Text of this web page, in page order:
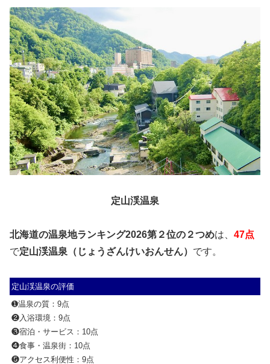
定山渓温泉
北海道の温泉地ランキング2026第２位の２つめは、 47点
で定山渓温泉（じょうざんけいおんせん） です。
定山渓温泉の評価
➊温泉の質：9点
❷入浴環境：9点
❸宿泊・サービス：10点
❹食事・温泉街：10点
❺アクセス利便性：9点